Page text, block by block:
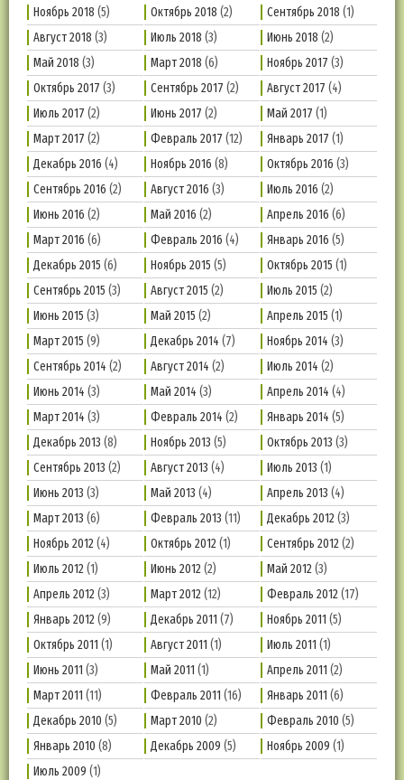
Ноябрь 2018 (5) Октябрь 2018 (2) Сентябрь 2018 (1)
Август 2018 (3) Июль 2018 (3) Июнь 2018 (2)
Май 2018 (3) Март 2018 (6) Ноябрь 2017 (3)
Октябрь 2017 (3) Сентябрь 2017 (2) Август 2017 (4)
Июль 2017 (2) Июнь 2017 (2) Май 2017 (1)
Март 2017 (2) Февраль 2017 (12) Январь 2017 (1)
Декабрь 2016 (4) Ноябрь 2016 (8) Октябрь 2016 (3)
Сентябрь 2016 (2) Август 2016 (3) Июль 2016 (2)
Июнь 2016 (2) Май 2016 (2) Апрель 2016 (6)
Март 2016 (6) Февраль 2016 (4) Январь 2016 (5)
Декабрь 2015 (6) Ноябрь 2015 (5) Октябрь 2015 (1)
Сентябрь 2015 (3) Август 2015 (2) Июль 2015 (2)
Июнь 2015 (3) Май 2015 (2) Апрель 2015 (1)
Март 2015 (9) Декабрь 2014 (7) Ноябрь 2014 (3)
Сентябрь 2014 (2) Август 2014 (2) Июль 2014 (2)
Июнь 2014 (3) Май 2014 (3) Апрель 2014 (4)
Март 2014 (3) Февраль 2014 (2) Январь 2014 (5)
Декабрь 2013 (8) Ноябрь 2013 (5) Октябрь 2013 (3)
Сентябрь 2013 (2) Август 2013 (4) Июль 2013 (1)
Июнь 2013 (3) Май 2013 (4) Апрель 2013 (4)
Март 2013 (6) Февраль 2013 (11) Декабрь 2012(3)
Ноябрь 2012(4) Октябрь 2012(1) Сентябрь 2012(2)
Июль 2012(1) Июнь 2012(2) Май 2012(3)
Апрель 2012(3) Март 2012(12) Февраль 2012(17)
Январь 2012(9) Декабрь 2011 (7) Ноябрь 2011 (5)
Октябрь 2011 (1) Август 2011 (1) Июль 2011 (1)
Июнь 2011 (3) Май 2011 (1) Апрель 2011 (2)
Март 2011 (11) Февраль 2011 (16) Январь 2011 (6)
Декабрь 2010 (5) Март 2010 (2) Февраль 2010 (5)
Январь 2010 (8) Декабрь 2009 (5) Ноябрь 2009 (1)
Июль 2009 (1)